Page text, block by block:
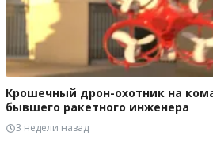
Крошечный дрон-охотник на
бывшего ракетного инженера
3 недели назад